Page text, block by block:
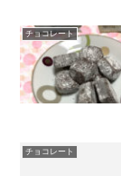
チョコレート
チョコレート